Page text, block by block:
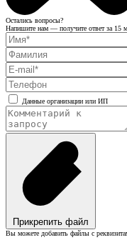
Остались вопросы?
Напишите нам — получите ответ за 15
Данные организации или ИП
Прикрепить файл
Вы можете добавить файлы с